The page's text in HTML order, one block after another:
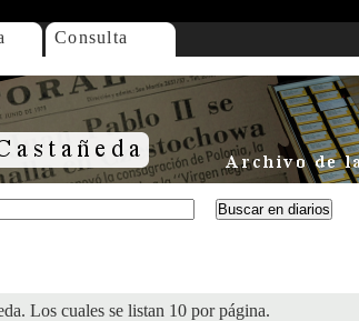
Consulta
Los cuales se listan 10 por página.